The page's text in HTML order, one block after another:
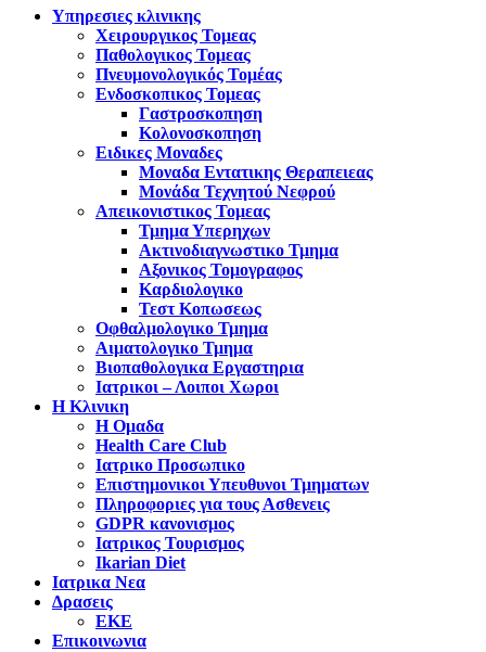
Υπηρεσιες κλινικης
Χειρουργικος Τομεας
Παθολογικος Τομεας
Πνευμονολογικός Τομέας
Ενδοσκοπικος Τομεας
Γαστροσκοπηση
Κολονοσκοπηση
Ειδικες Μοναδες
Μοναδα Εντατικης Θεραπειεας
Μονάδα Τεχνητού Νεφρού
Απεικονιστικος Τομεας
Τμημα Υπερηχων
Ακτινοδιαγνωστικο Τμημα
Αξονικος Τομογραφος
Καρδιολογικο
Τεστ Κοπωσεως
Οφθαλμολογικο Τμημα
Αιματολογικο Τμημα
Βιοπαθολογικα Εργαστηρια
Ιατρικοι – Λοιποι Χωροι
Η Κλινικη
Η Ομαδα
Health Care Club
Ιατρικο Προσωπικο
Επιστημονικοι Υπευθυνοι Τμηματων
Πληροφοριες για τους Ασθενεις
GDPR κανονισμος
Ιατρικος Τουρισμος
Ikarian Diet
Ιατρικα Νεα
Δρασεις
ΕΚΕ
Επικοινωνια